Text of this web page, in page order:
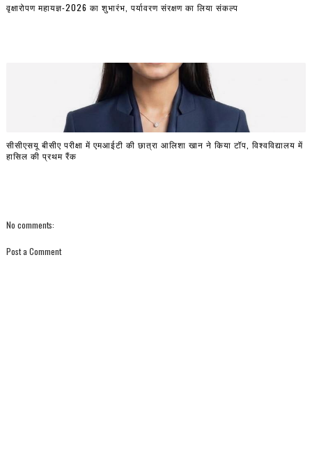
वृक्षारोपण महायज्ञ-2026 का शुभारंभ, पर्यावरण संरक्षण का लिया संकल्प
सीसीएसयू बीसीए परीक्षा में एमआईटी की छात्रा आलिशा खान ने किया टॉप, विश्वविद्यालय में
हासिल की प्रथम रैंक
No comments:
Post a Comment